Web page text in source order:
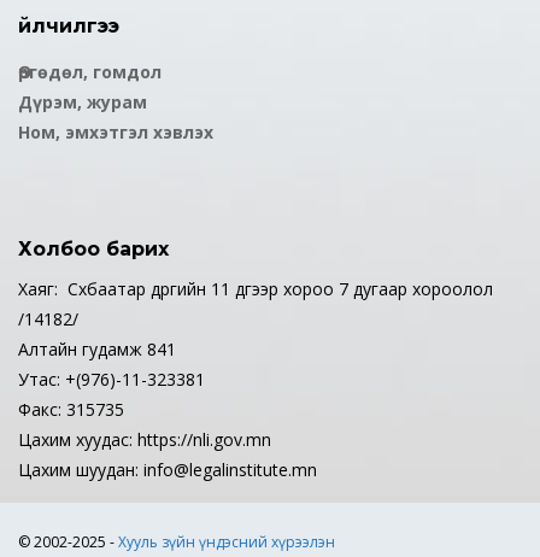
Үйлчилгээ
Өргөдөл, гомдол
Дүрэм, журам
Ном, эмхэтгэл хэвлэх
Холбоо барих
Хаяг: Сүхбаатар дүүргийн 11 дүгээр хороо 7 дугаар хороолол
/14182/
Алтайн гудамж 841
Утас: +(976)-11-323381
Факс: 315735
Цахим хуудас: https://nli.gov.mn
Цахим шуудан: info@legalinstitute.mn
© 2002-2025 -Хууль зүйн үндэсний хүрээлэн